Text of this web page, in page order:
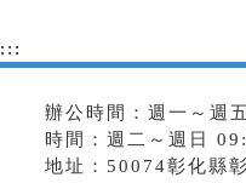
:::
辦公時間：週一～週
時間：週二～週日
地址：50074彰化縣